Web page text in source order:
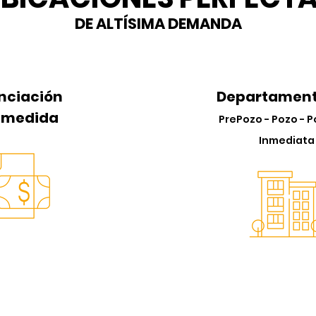
DE ALTÍSIMA DEMANDA
PrePozo - Pozo -
Inmediata